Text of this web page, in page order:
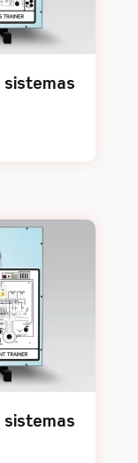
sistemas
sistemas